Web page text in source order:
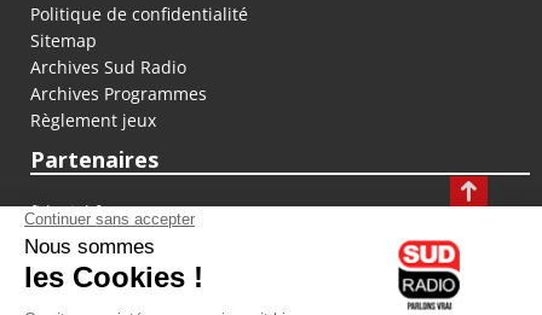
Politique de confidentialité
Sitemap
Archives Sud Radio
Archives Programmes
Règlement jeux
Partenaires
fiducial.fr
lyoncapitale.fr
olympique-et-lyonnais.com